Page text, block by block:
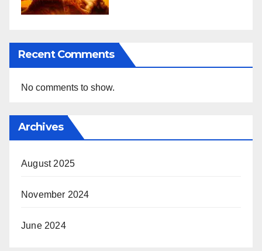
Recent Comments
No comments to show.
Archives
August 2025
November 2024
June 2024